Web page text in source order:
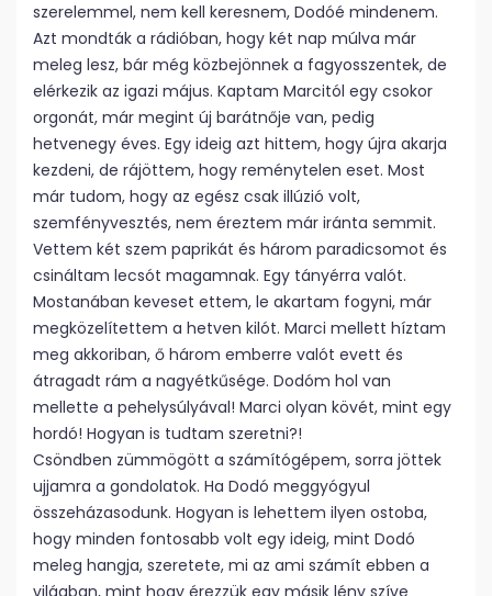
szerelemmel, nem kell keresnem, Dodóé mindenem.
Azt mondták a rádióban, hogy két nap múlva már
meleg lesz, bár még közbejönnek a fagyosszentek, de
elérkezik az igazi május. Kaptam Marcitól egy csokor
orgonát, már megint új barátnője van, pedig
hetvenegy éves. Egy ideig azt hittem, hogy újra akarja
kezdeni, de rájöttem, hogy reménytelen eset. Most
már tudom, hogy az egész csak illúzió volt,
szemfényvesztés, nem éreztem már iránta semmit.
Vettem két szem paprikát és három paradicsomot és
csináltam lecsót magamnak. Egy tányérra valót.
Mostanában keveset ettem, le akartam fogyni, már
megközelítettem a hetven kilót. Marci mellett híztam
meg akkoriban, ő három emberre valót evett és
átragadt rám a nagyétkűsége. Dodóm hol van
mellette a pehelysúlyával! Marci olyan kövét, mint egy
hordó! Hogyan is tudtam szeretni?!
Csöndben zümmögött a számítógépem, sorra jöttek
ujjamra a gondolatok. Ha Dodó meggyógyul
összeházasodunk. Hogyan is lehettem ilyen ostoba,
hogy minden fontosabb volt egy ideig, mint Dodó
meleg hangja, szeretete, mi az ami számít ebben a
világban, mint hogy érezzük egy másik lény szíve